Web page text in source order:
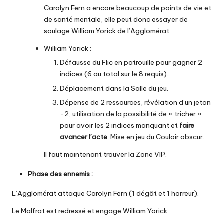
Carolyn Fern a encore beaucoup de points de vie et
de santé mentale, elle peut donc essayer de
soulage William Yorick de l’Agglomérat.
William Yorick :
Défausse du Flic en patrouille pour gagner 2
indices (6 au total sur le 8 requis).
Déplacement dans la Salle du jeu.
Dépense de 2 ressources, révélation d’un jeton
-2, utilisation de la possibilité de « tricher »
pour avoir les 2 indices manquant et faire
avancer l’acte. Mise en jeu du Couloir obscur.
Il faut maintenant trouver la Zone VIP.
Phase des ennemis :
L’Agglomérat attaque Carolyn Fern (1 dégât et 1 horreur).
Le Malfrat est redressé et engage William Yorick